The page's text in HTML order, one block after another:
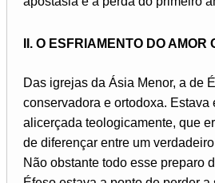
II. O ESFRIAMENTO DO AMOR
Das igrejas da Ásia Menor, a de
conservadora e ortodoxa. Estava
alicerçada teologicamente, que
de diferençar entre um
Não obstante todo esse preparo